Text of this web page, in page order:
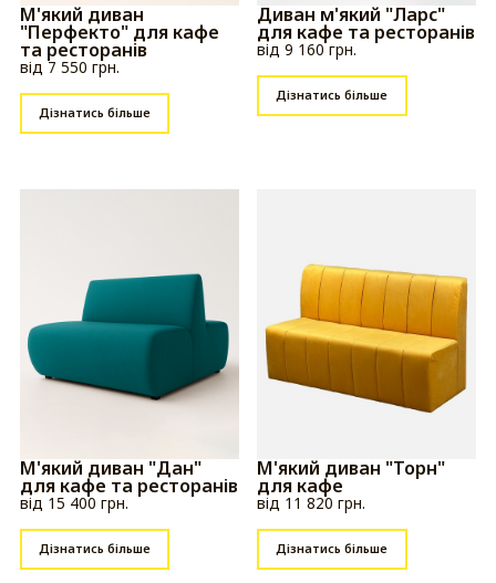
М'який диван
"Перфекто" для кафе
та ресторанів
від 7 550 грн.
Дізнатись більше
Диван м'який "Ларс"
для кафе та ресторанів
від 9 160 грн.
Дізнатись більше
М'який диван "Дан"
для кафе та ресторанів
від 15 400 грн.
Дізнатись більше
М'який диван "Торн"
для кафе
від 11 820 грн.
Дізнатись більше